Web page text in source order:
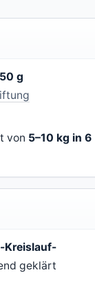
g
von 5–10 kg in 6
Kreislauf-
geklärt